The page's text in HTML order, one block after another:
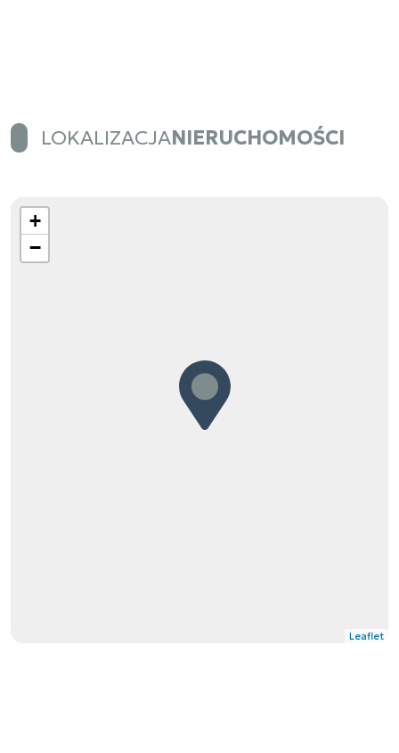
LOKALIZACJANIERUCHOMOŚCI
+
−
Leaflet